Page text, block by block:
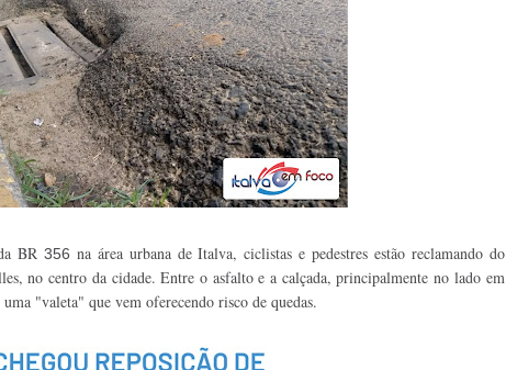
BR356 na área urbana de Italva, ciclistas e pedestres estão reclamando do
no centro da cidade. Entre o asfalto e a calçada, principalmente no lado em
"valeta" que vem oferecendo risco de quedas.